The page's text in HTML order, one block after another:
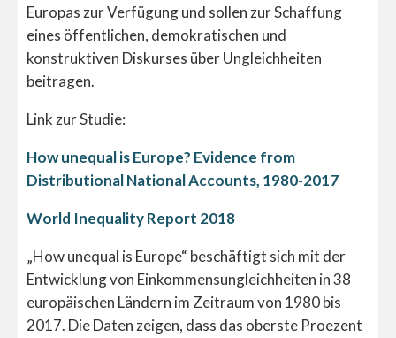
Europas zur Verfügung und sollen zur Schaffung
eines öffentlichen, demokratischen und
konstruktiven Diskurses über Ungleichheiten
beitragen.
Link zur Studie:
How unequal is Europe? Evidence from
Distributional National Accounts, 1980-2017
World Inequality Report 2018
„How unequal is Europe“ beschäftigt sich mit der
Entwicklung von Einkommensungleichheiten in 38
europäischen Ländern im Zeitraum von 1980 bis
2017. Die Daten zeigen, dass das oberste Proezent